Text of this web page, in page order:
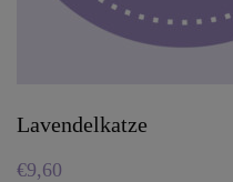
Lavendelkatze
€9,60